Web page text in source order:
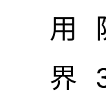
用
界